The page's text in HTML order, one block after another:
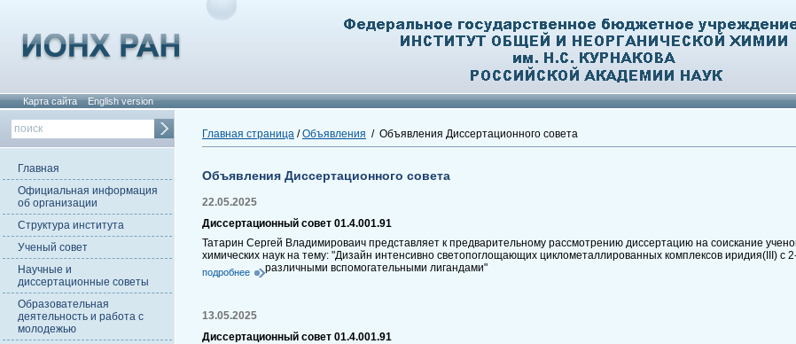
Карта сайта English version
Главная
Официальная информация
об организации
Структура института
Ученый совет
Научные и
диссертационные советы
Образовательная
деятельность и работа с
молодежью
Главная страница /Объявления / Объявления Диссертационного совета
Объявления Диссертационного совета
22.05.2025
Диссертационный совет 01.4.001.91
Татарин Сергей Владимироваич представляет к предварительному рассмотрению диссертацию на соискание
химических наук на тему: "Дизайн интенсивно светопоглощающих циклометаллированных комплексов иридия(III) с
различными вспомогательными лигандами"
подробнее
13.05.2025
Диссертационный совет 01.4.001.91